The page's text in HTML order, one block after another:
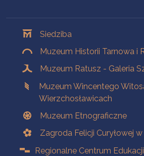
Siedziba
Muzeum Historii Tarnowa i
Muzeum Ratusz - Galeria
Muzeum Wincentego
Wierzchosławicach
Muzeum Etnograficzne
Zagroda Felicji Curyłowej
Regionalne Centrum